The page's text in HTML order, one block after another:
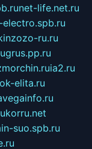
net-life.net.ru
ru.ru
ia2.ru
elita.ru
korru.net
suo.spb.ru